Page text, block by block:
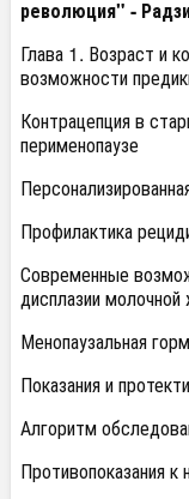
революция" -
Глава 1. Возраст и
возможности
Контрацепция в
перименопаузе
Профилактика
Современные
дисплазии
Менопаузальная
Показания и
Алгоритм
Противопоказания к